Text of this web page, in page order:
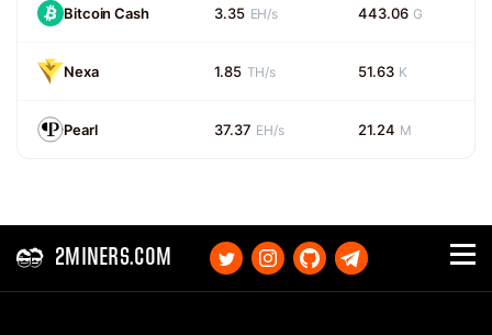
Bitcoin Cash 3.35 EH/s 443.06 G
Nexa 1.85 TH/s 51.63 K
Pearl 37.37 EH/s 21.24 M
2MINERS.COM